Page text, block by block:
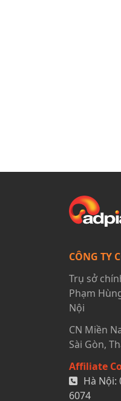
CÔNG TY
Trụ sở
Phạm
Nội
CN Miền
Sài Gòn,
Affiliate
Hà Nội:
6074